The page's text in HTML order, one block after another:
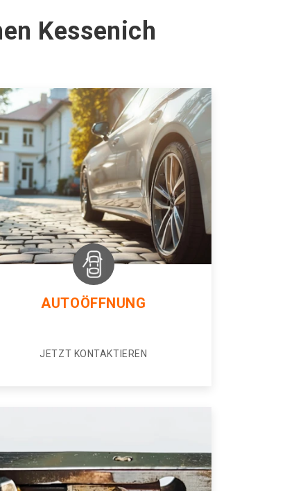
Kessenich
AUTOÖFFNUNG
JETZT KONTAKTIEREN